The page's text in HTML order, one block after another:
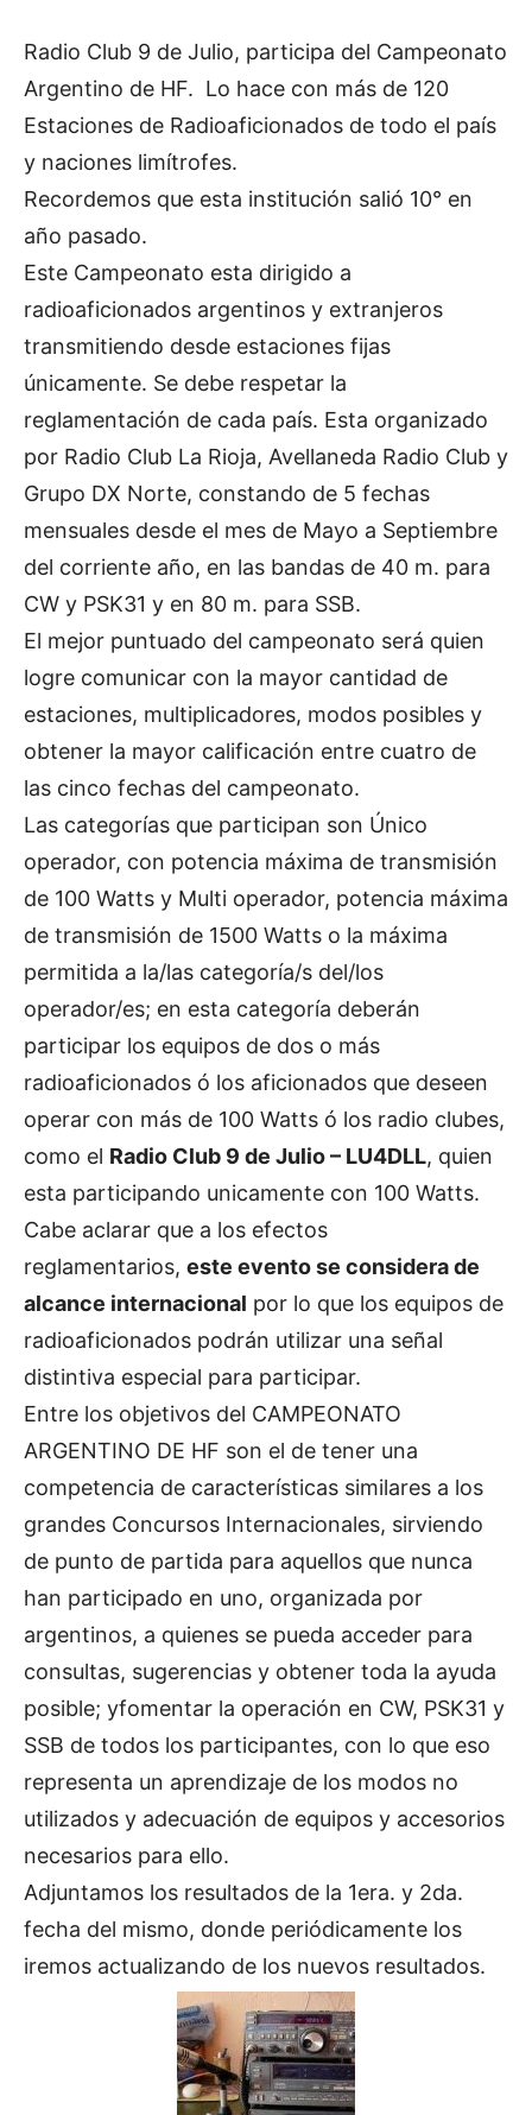
Radio Club 9 de Julio, participa del Campeonato
Argentino de HF. Lo hace con más de 120
Estaciones de Radioaficionados de todo el país
y naciones limítrofes.
Recordemos que esta institución salió 10° en
año pasado.
Este Campeonato esta dirigido a
radioaficionados argentinos y extranjeros
transmitiendo desde estaciones fijas
únicamente. Se debe respetar la
reglamentación de cada país. Esta organizado
por Radio Club La Rioja, Avellaneda Radio Club y
Grupo DX Norte, constando de 5 fechas
mensuales desde el mes de Mayo a Septiembre
del corriente año, en las bandas de 40 m. para
CW y PSK31 y en 80 m. para SSB.
El mejor puntuado del campeonato será quien
logre comunicar con la mayor cantidad de
estaciones, multiplicadores, modos posibles y
obtener la mayor calificación entre cuatro de
las cinco fechas del campeonato.
Las categorías que participan son Único
operador, con potencia máxima de transmisión
de 100 Watts y Multi operador, potencia máxima
de transmisión de 1500 Watts o la máxima
permitida a la/las categoría/s del/los
operador/es; en esta categoría deberán
participar los equipos de dos o más
radioaficionados ó los aficionados que deseen
operar con más de 100 Watts ó los radio clubes,
como el Radio Club 9 de Julio – LU4DLL, quien
esta participando unicamente con 100 Watts.
Cabe aclarar que a los efectos
reglamentarios, este evento se considera de
alcance internacional por lo que los equipos de
radioaficionados podrán utilizar una señal
distintiva especial para participar.
Entre los objetivos del CAMPEONATO
ARGENTINO DE HF son el de tener una
competencia de características similares a los
grandes Concursos Internacionales, sirviendo
de punto de partida para aquellos que nunca
han participado en uno, organizada por
argentinos, a quienes se pueda acceder para
consultas, sugerencias y obtener toda la ayuda
posible; yfomentar la operación en CW, PSK31 y
SSB de todos los participantes, con lo que eso
representa un aprendizaje de los modos no
utilizados y adecuación de equipos y accesorios
necesarios para ello.
Adjuntamos los resultados de la 1era. y 2da.
fecha del mismo, donde periódicamente los
iremos actualizando de los nuevos resultados.